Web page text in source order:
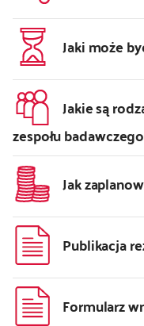
Jaki może
Jakie są
zespołu
Jak
Publikacja
Formularz